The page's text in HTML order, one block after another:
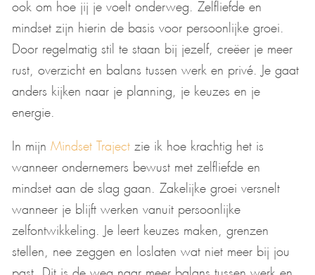
ook om hoe jij je voelt onderweg. Zelfliefde en
mindset zijn hierin de basis voor persoonlijke groei.
Door regelmatig stil te staan bij jezelf, creëer je meer
rust, overzicht en balans tussen werk en privé. Je gaat
anders kijken naar je planning, je keuzes en je
energie.
In mijn Mindset Traject zie ik hoe krachtig het is
wanneer ondernemers bewust met zelfliefde en
mindset aan de slag gaan. Zakelijke groei versnelt
wanneer je blijft werken vanuit persoonlijke
zelfontwikkeling. Je leert keuzes maken, grenzen
stellen, nee zeggen en loslaten wat niet meer bij jou
past. Dit is de weg naar meer balans tussen werk en